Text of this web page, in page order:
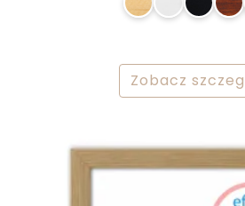
Zobacz